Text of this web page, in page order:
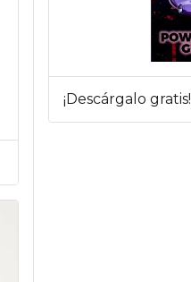
¡Descárgalo gratis!